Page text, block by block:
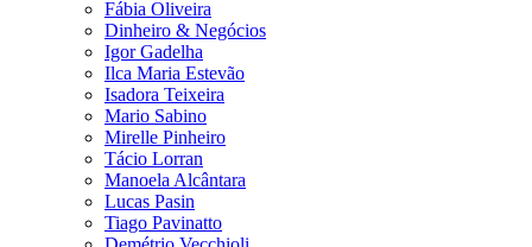
Fábia Oliveira
Dinheiro & Negócios
Igor Gadelha
Ilca Maria Estevão
Isadora Teixeira
Mario Sabino
Mirelle Pinheiro
Tácio Lorran
Manoela Alcântara
Lucas Pasin
Tiago Pavinatto